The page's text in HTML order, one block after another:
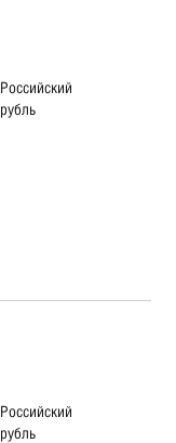
Российский
рубль
Российский
рубль